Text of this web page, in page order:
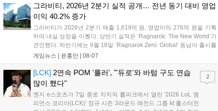
그라비티, 2026년 2분기 실적 공개… 전년 동기 대비 영업
이익 40.2% 증가
그라비티가 2026년 2분기 매출 1,619억 원, 영업이익 276억 원을 기록
하며 내실 성장을 이뤘다. 상반기 실적은 ‘Ragnarok: The New World’가
견인했다. 하반기에는 8월 18일 ‘Ragnarok Zero: Global’ 동남아 출시를
시작으로 9월 3일 ‘달려라 헤베레케 EX’, 9월 22일 ‘갈바테인’ 등 다양한
이’ 출시가 예정돼 있으며, 2027년에는 ‘Ragnarok 3’ 등 대작을 글로벌
출시할 계획이다. 그라비티는 조인트벤처 설립과 라그나로크 에코 시스
템 구축을 통해 신성장 동력을 확보할 방침이다....
게임뉴스 | 윤홍만 08-07
[LCK] 2연속 POM '룰러', "'듀로'와 바텀 구도 연습
많이 했다"
젠지 e스포츠가 7일 종로 치지직 롤파크에서 열린 '2026 LoL 챔
피언스 코리아(LCK)' 정규 시즌 3라운드 레전드 그룹 kt 롤스터전
2